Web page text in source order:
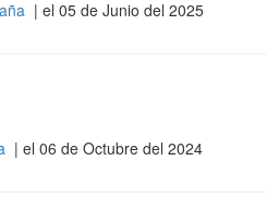
| el 05 de Junio del 2025
| el 06 de Octubre del 2024